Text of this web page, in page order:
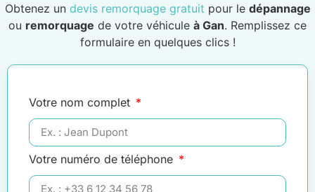
Obtenez un devis remorquage gratuit pour le dépannage
ou remorquage de votre véhicule à Gan. Remplissez ce
formulaire en quelques clics !
Votre nom complet
Votre numéro de téléphone